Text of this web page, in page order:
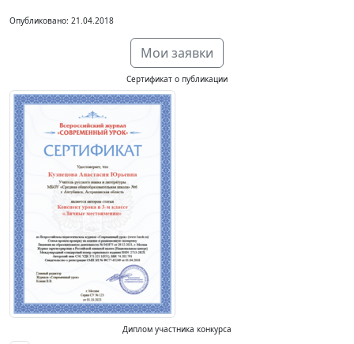
Опубликовано: 21.04.2018
Мои заявки
Сертификат о публикации
Диплом участника конкурса